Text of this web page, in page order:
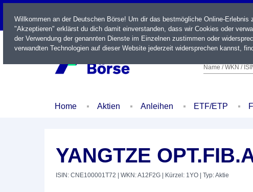
LIVE
Name / WKN /
Home Aktien Anleihen ETF/ETP
YANGTZE
ISIN: CNE100001T72 | WKN: A12F2G | Kürzel: 1YO | Typ: Aktie
Willkommen an der Deutschen Börse! Um dir das bestmögliche Online-
"Akzeptieren" erklärst du dich damit einverstanden, dass wir Cookies oder
der Verwendung der genannten Dienste im Einzelnen zustimmen oder
verwandten Technologien auf dieser Website jederzeit widersprechen kannst,